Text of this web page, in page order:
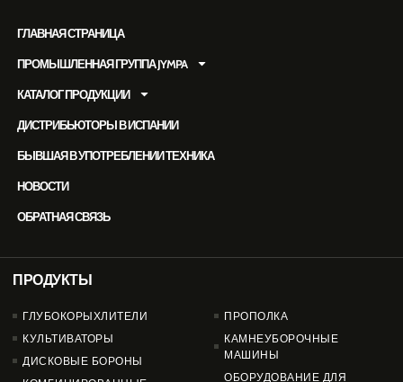
ГЛАВНАЯ СТРАНИЦА
ПРОМЫШЛЕННАЯ ГРУППА JYMPA
КАТАЛОГ ПРОДУКЦИИ
ДИСТРИБЬЮТОРЫ В ИСПАНИИ
БЫВШАЯ В УПОТРЕБЛЕНИИ ТЕХНИКА
НОВОСТИ
ОБРАТНАЯ СВЯЗЬ
ПРОДУКТЫ
ГЛУБОКОРЫХЛИТЕЛИ
КУЛЬТИВАТОРЫ
ДИСКОВЫЕ БОРОНЫ
ПРОПОЛКА
КАМНЕУБОРОЧНЫЕ
МАШИНЫ
ОБОРУДОВАНИЕ ДЛЯ